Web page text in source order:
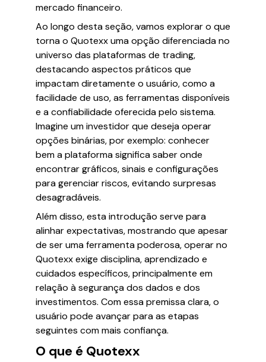
mercado financeiro.
Ao longo desta seção, vamos explorar o que
torna o Quotexx uma opção diferenciada no
universo das plataformas de trading,
destacando aspectos práticos que
impactam diretamente o usuário, como a
facilidade de uso, as ferramentas disponíveis
e a confiabilidade oferecida pelo sistema.
Imagine um investidor que deseja operar
opções binárias, por exemplo: conhecer
bem a plataforma significa saber onde
encontrar gráficos, sinais e configurações
para gerenciar riscos, evitando surpresas
desagradáveis.
Além disso, esta introdução serve para
alinhar expectativas, mostrando que apesar
de ser uma ferramenta poderosa, operar no
Quotexx exige disciplina, aprendizado e
cuidados específicos, principalmente em
relação à segurança dos dados e dos
investimentos. Com essa premissa clara, o
usuário pode avançar para as etapas
seguintes com mais confiança.
O que é Quotexx